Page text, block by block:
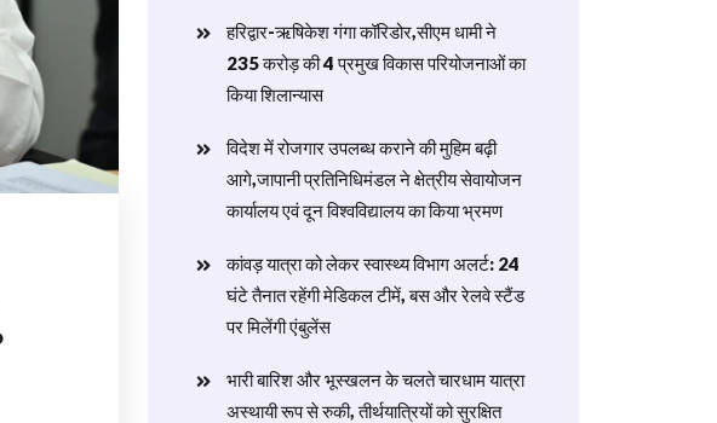
हरिद्वार-ऋषिकेश गंगा कॉरिडोर,सीएम धामी ने
235 करोड़ की 4 प्रमुख विकास परियोजनाओं का
किया शिलान्यास
विदेश में रोजगार उपलब्ध कराने की मुहिम बढ़ी
आगे,जापानी प्रतिनिधिमंडल ने क्षेत्रीय सेवायोजन
कार्यालय एवं दून विश्वविद्यालय का किया भ्रमण
​कांवड़ यात्रा को लेकर स्वास्थ्य विभाग अलर्ट: 24
घंटे तैनात रहेंगी मेडिकल टीमें, बस और रेलवे स्टैंड
पर मिलेंगी एंबुलेंस
​भारी बारिश और भूस्खलन के चलते चारधाम यात्रा
अस्थायी रूप से रुकी, तीर्थयात्रियों को सुरक्षित